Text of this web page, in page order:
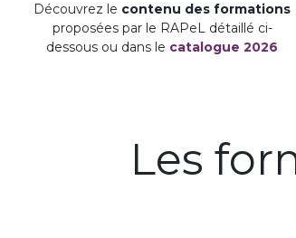
Découvrez le contenu des formations
proposées par le RAPeL détaillé ci-
dessous ou dans le catalogue 2026
Les